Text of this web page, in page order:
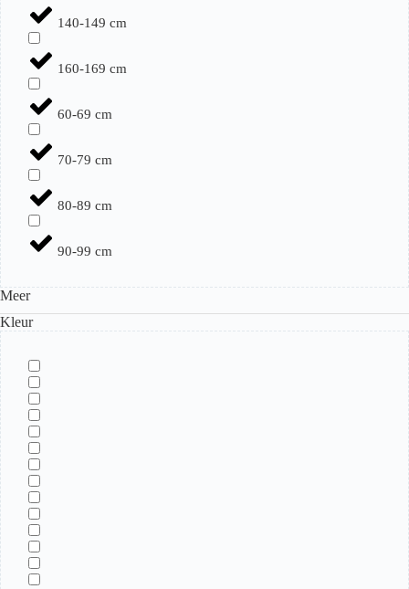
140-149 cm
160-169 cm
60-69 cm
70-79 cm
80-89 cm
90-99 cm
Meer
Kleur